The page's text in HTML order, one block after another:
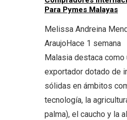
Para Pymes Malayas
Melissa Andreina
AraujoHace 1 semana
Malasia destaca como
exportador dotado de
sólidas en ámbitos
tecnología, la
palma), el caucho y la